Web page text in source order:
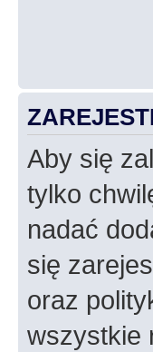
Aby się
tylko
nadać
się
oraz
wszystkie